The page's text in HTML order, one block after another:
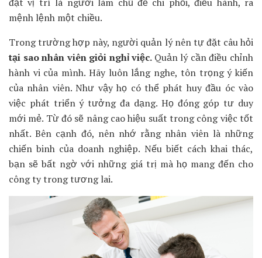
mệnh lệnh một chiều.
Trong trường hợp này, người quản lý nên tự đặt câu hỏi
tại sao nhân viên giỏi nghỉ việc. Quản lý cầnđiều chỉnh
hành vi của mình. Hãy luôn lắng nghe, tôn trọng ý kiến
của nhân viên. Như vậy họ có thể phát huy đầu óc vào
việc phát triển ý tưởng đa dạng. Họ đóng góp tư duy
mới mẻ. Từ đó sẽ nâng cao hiệu suất trong công việc tốt
nhất. Bên cạnh đó, nên nhớ rằng nhân viên là những
chiến binh của doanh nghiệp. Nếu biết cách khai thác,
bạn sẽ bất ngờ với những giá trị mà họ mang đến cho
công ty trong tương lai.